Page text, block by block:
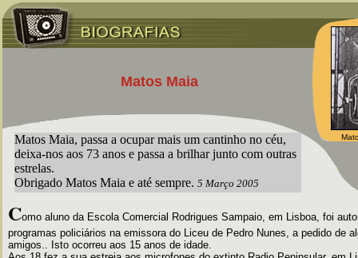
Matos Maia
Como aluno da Escola Comercial Rodrigues Sampaio, em Lisboa, foi
programas policiários na emissora do Liceu de Pedro Nunes, a pedido de
amigos.. Isto ocorreu aos 15 anos de idade.
Matos Maia, passa a ocupar mais um cantinho no céu,
deixa-nos aos 73 anos e passa a brilhar junto com outras
estrelas.
Obrigado Matos Maia e até sempre. 5 Março 2005